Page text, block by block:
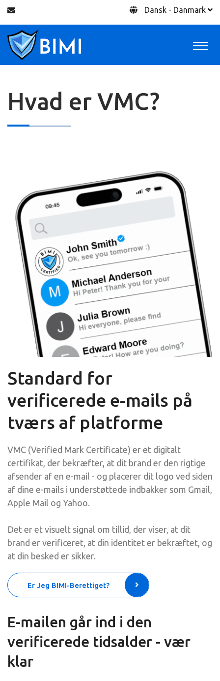
Dansk - Danmark
Hvad er VMC?
Standard for
verificerede e-mails på
tværs af platforme
VMC (Verified Mark Certificate) er et digitalt
certifikat, der bekræfter, at dit brand er den rigtige
afsender af en e-mail - og placerer dit logo ved siden
af dine e-mails i understøttede indbakker som Gmail,
Apple Mail og Yahoo.
Det er et visuelt signal om tillid, der viser, at dit
brand er verificeret, at din identitet er bekræftet, og
at din besked er sikker.
Er Jeg BIMI-Berettiget?
E-mailen går ind i den
verificerede tidsalder - vær
klar